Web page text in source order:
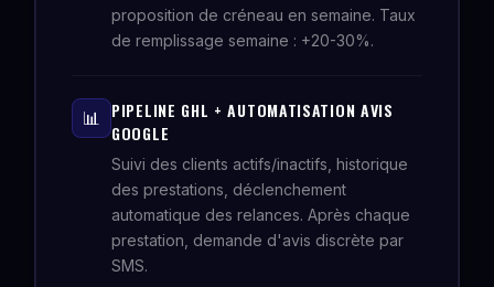
proposition de créneau en semaine. Taux
de remplissage semaine : +20-30%.
📊 PIPELINE GHL + AUTOMATISATION AVIS
GOOGLE
Suivi des clients actifs/inactifs, historique
des prestations, déclenchement
automatique des relances. Après chaque
prestation, demande d'avis discrète par
SMS.